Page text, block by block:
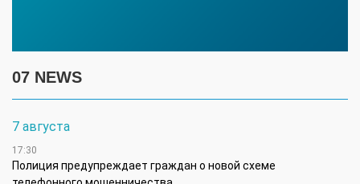
07 NEWS
7 августа
17:30
Полиция предупреждает граждан о новой схеме